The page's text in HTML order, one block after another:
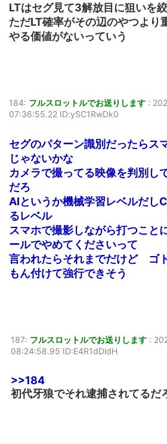
LTはセグ見て3解放目に狙いを
ただLT確率がその辺のやつより
やる価値がないっていう
184: フルスロットルでお送りします :
07:36:55.22 ID:ySC1RwDk0
セグのパターン識別だったらス
じゃないかな
カメラで撮ってる映像を判別し
だろ
AIというか機械学習レベルだし
るレベル
スマホで撮影しながら打つこと
ールでやめてくださいって
言われたらそれまでだけど ゴ
もん付けて強行できそう
187: フルスロットルでお送りします :
08:24:58.95 ID:E4R1dDldH
>>184
初代牙狼でそれ逮捕されてるだ